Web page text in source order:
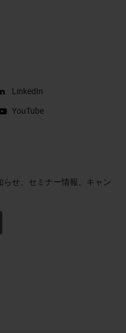
LinkedIn
YouTube
せ、セミナー情報、キャン